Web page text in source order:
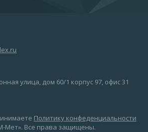
улица, дом 60/1 корпус 97, офис 31
Политику конфеденциальности
Мет». Все права защищены.